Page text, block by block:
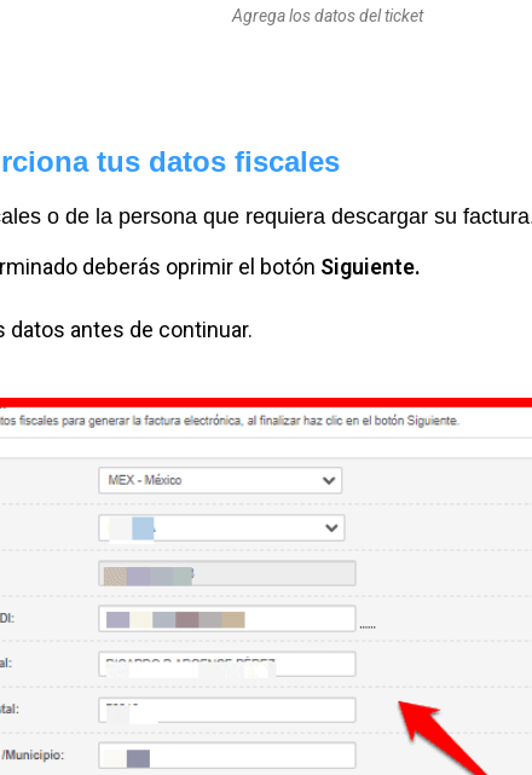
Agrega los datos del ticket
tus datos fiscales
o de la persona que requiera descargar su
deberás oprimir el botón Siguiente.
datos antes de continuar.